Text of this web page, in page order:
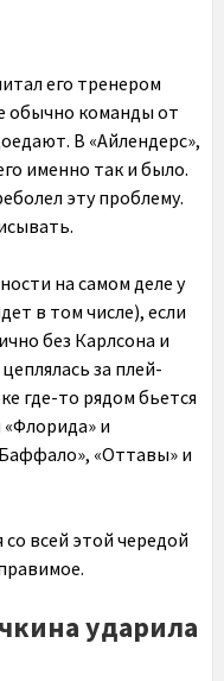
его тренером
обычно команды от
В «Айлендерс»,
именно так и было.
эту проблему.
на самом деле у
в том числе), если
без Карлсона и
за плей-
где-то рядом бьется
и
«Оттавы» и
всей этой чередой
ударила